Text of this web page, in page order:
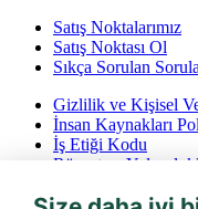
Satış Noktalarımız
Satış Noktası Ol
Sıkça Sorulan
Gizlilik ve Kişisel
İnsan Kaynakları
İş Etiği Kodu
Rüşvet ve
Bilgi Toplumu